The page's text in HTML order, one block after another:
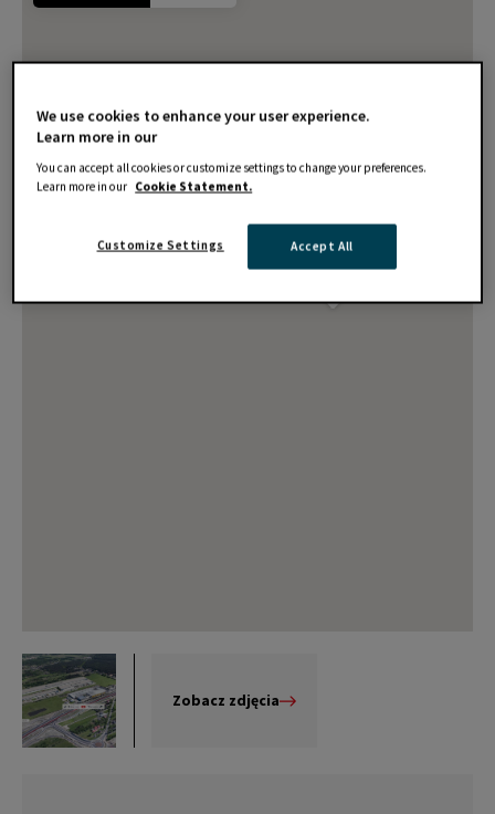
Zobacz zdjęcia
We use cookies to enhance your user experience.
Learn more in our
You can accept all cookies or customize settings to change your preferences.
Learn more in our Cookie Statement.
Accept All
Customize Settings